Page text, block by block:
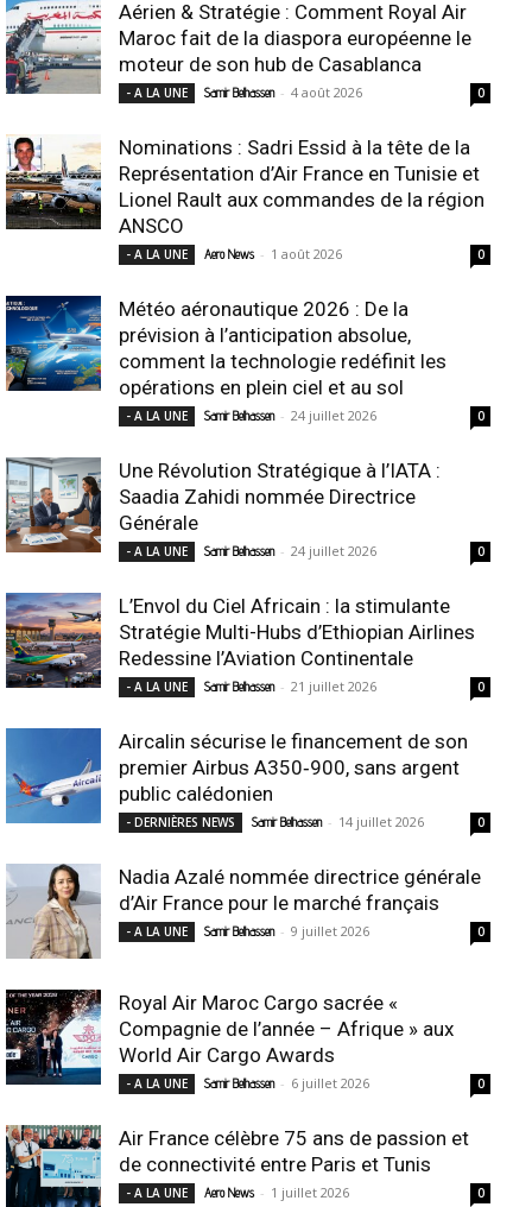
Aérien & Stratégie : Comment Royal Air
Maroc fait de la diaspora européenne le
moteur de son hub de Casablanca
- A LA UNE Samir Belhassen - 4 août 2026 0
Nominations : Sadri Essid à la tête de la
Représentation d’Air France en Tunisie et
Lionel Rault aux commandes de la région
ANSCO
- A LA UNE Aero News - 1 août 2026 0
Météo aéronautique 2026 : De la
prévision à l’anticipation absolue,
comment la technologie redéfinit les
opérations en plein ciel et au sol
- A LA UNE Samir Belhassen - 24 juillet 2026 0
Une Révolution Stratégique à l’IATA :
Saadia Zahidi nommée Directrice
Générale
- A LA UNE Samir Belhassen - 24 juillet 2026 0
L’Envol du Ciel Africain : la stimulante
Stratégie Multi-Hubs d’Ethiopian Airlines
Redessine l’Aviation Continentale
- A LA UNE Samir Belhassen - 21 juillet 2026 0
Aircalin sécurise le financement de son
premier Airbus A350‑900, sans argent
public calédonien
- DERNIÈRES NEWS Samir Belhassen - 14 juillet 2026 0
Nadia Azalé nommée directrice générale
d’Air France pour le marché français
- A LA UNE Samir Belhassen - 9 juillet 2026 0
Royal Air Maroc Cargo sacrée «
Compagnie de l’année – Afrique » aux
World Air Cargo Awards
- A LA UNE Samir Belhassen - 6 juillet 2026 0
Air France célèbre 75 ans de passion et
de connectivité entre Paris et Tunis
- A LA UNE Aero News - 1 juillet 2026 0